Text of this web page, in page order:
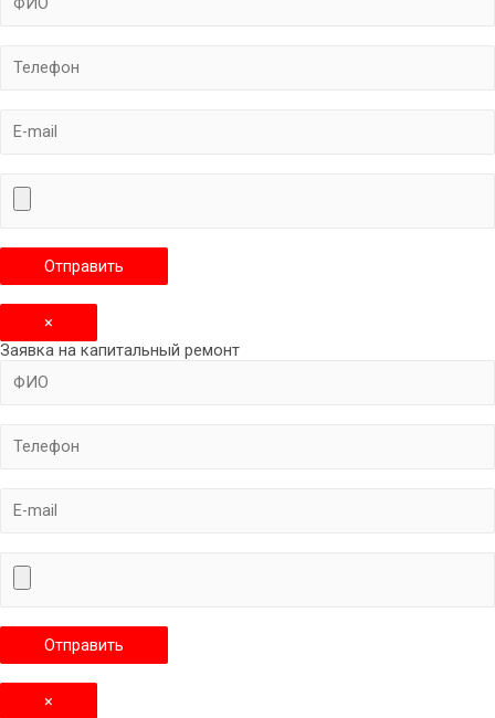
×
Заявка на капитальный ремонт
×